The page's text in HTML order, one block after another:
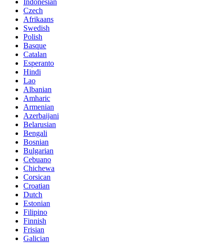
Indonesian
Czech
Afrikaans
Swedish
Polish
Basque
Catalan
Esperanto
Hindi
Lao
Albanian
Amharic
Armenian
Azerbaijani
Belarusian
Bengali
Bosnian
Bulgarian
Cebuano
Chichewa
Corsican
Croatian
Dutch
Estonian
Filipino
Finnish
Frisian
Galician